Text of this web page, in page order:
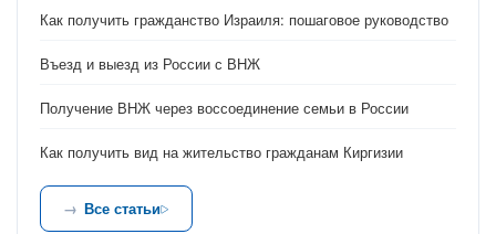
Как получить гражданство Израиля: пошаговое руководство
Въезд и выезд из России с ВНЖ
Получение ВНЖ через воссоединение семьи в России
Как получить вид на жительство гражданам Киргизии
Все статьи